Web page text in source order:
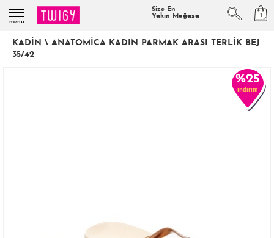
menü
Size En
Yakın Mağaza
1
KADIN \ ANATOMICA KADIN PARMAK ARASI TERLIK BEJ
35/42
%25
indirim